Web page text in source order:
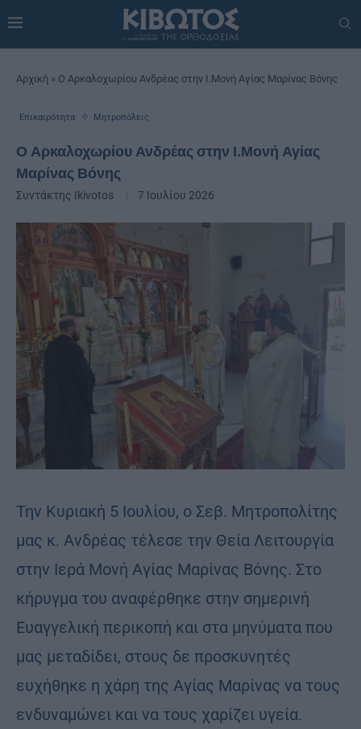
Αρχική » Ο Αρκαλοχωρίου Ανδρέας στην Ι.Μονή Αγίας Μαρίνας Βόνης
Επικαιρότητα Μητροπόλεις
Ο Αρκαλοχωρίου Ανδρέας στην Ι.Μονή Αγίας
Μαρίνας Βόνης
Συντάκτης Ikivotos 7 Ιουλίου 2026
Την Κυριακή 5 Ιουλίου, ο Σεβ. Μητροπολίτης
μας κ. Ανδρέας τέλεσε την Θεία Λειτουργία
στην Ιερά Μονή Αγίας Μαρίνας Βόνης. Στο
κήρυγμα του αναφέρθηκε στην σημερινή
Ευαγγελική περικοπή και στα μηνύματα που
μας μεταδίδει, στους δε προσκυνητές
ευχήθηκε η χάρη της Αγίας Μαρίνας να τους
ενδυναμώνει και να τους χαρίζει υγεία.